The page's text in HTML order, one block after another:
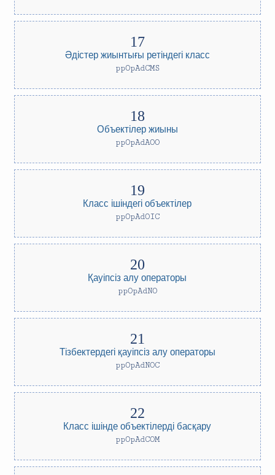
Әдістер жиынтығы ретіндегі класс
ppOpAdCMS
Объектілер жиыны
ppOpAdAOO
Класс ішіндегі объектілер
ppOpAdOIC
Қауіпсіз алу операторы
ppOpAdNO
Тізбектердегі қауіпсіз алу операторы
ppOpAdNOC
Класс ішінде объектілерді басқару
ppOpAdCOM